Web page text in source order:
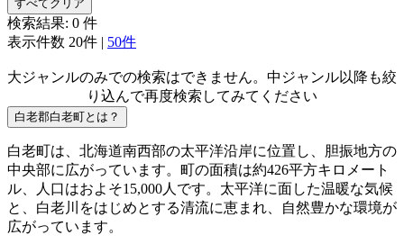
すべてクリア
検索結果: 0 件
表示件数 20件 | 50件
大ジャンルのみでの検索はできません。中ジャンル以降も絞
り込んで再度検索してみてください
白老郡白老町とは？
白老町は、北海道南西部の太平洋沿岸に位置し、胆振地方の
中央部に広がっています。町の面積は約426平方キロメート
ル、人口はおよそ15,000人です。太平洋に面した温暖な気候
と、白老川をはじめとする清流に恵まれ、自然豊かな環境が
広がっています。